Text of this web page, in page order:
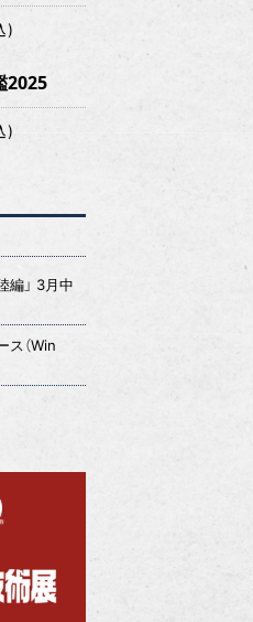
)
2025
)
編」 3月中
ス（Win